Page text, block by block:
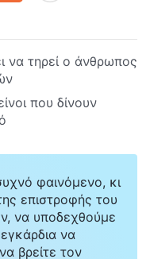
να τηρεί ο άνθρωπος
που δίνουν
φαινόμενο, κι
επιστροφής του
να υποδεχθούμε
να
βρείτε τον